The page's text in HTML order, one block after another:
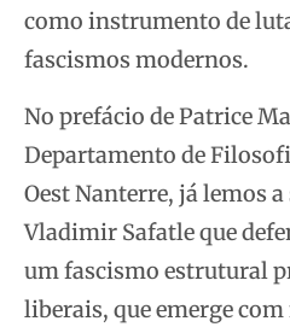
como instrumento de
fascismos modernos.
No prefácio de Patrice
Departamento de
Oest Nanterre, já lemos
Vladimir Safatle que
um fascismo estrutural
liberais, que emerge